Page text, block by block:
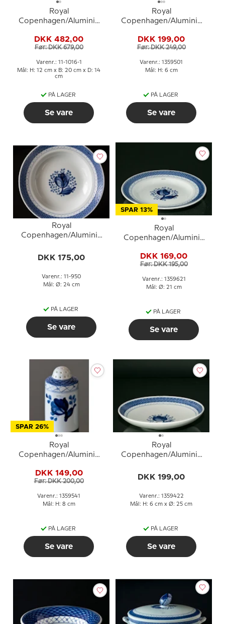
Royal
Copenhagen/Aluminia
Sovseskål med underskål
uden låg
DKK 482,00
Før: DKK 679,00
Varenr.: 11-1016-1
Mål: H: 12 cm x B: 20 cm x D: 14
cm
PÅ LAGER
Se vare
Royal
Copenhagen/Aluminia
lysestage nr. 11/1796 eller
501
DKK 199,00
Før: DKK 249,00
Varenr.: 1359501
Mål: H: 6 cm
PÅ LAGER
Se vare
Royal
Copenhagen/Aluminia
tallerken 24cm, nr. 950
DKK 175,00
Varenr.: 11-950
Mål: Ø: 24 cm
PÅ LAGER
Se vare
SPAR 13%
Royal
Copenhagen/Aluminia
tallerken 21cm nr. 11/1399
eller 621
DKK 169,00
Før: DKK 195,00
Varenr.: 1359621
Mål: Ø: 21 cm
PÅ LAGER
Se vare
SPAR 26%
Royal
Copenhagen/Aluminia
saltbøsse (stor) nr.
11/1009 eller 541
DKK 149,00
Før: DKK 200,00
Varenr.: 1359541
Mål: H: 8 cm
PÅ LAGER
Se vare
Royal
Copenhagen/Aluminia
25cm nr. 11/936 eller 422
DKK 199,00
Varenr.: 1359422
Mål: H: 6 cm x Ø: 25 cm
PÅ LAGER
Se vare